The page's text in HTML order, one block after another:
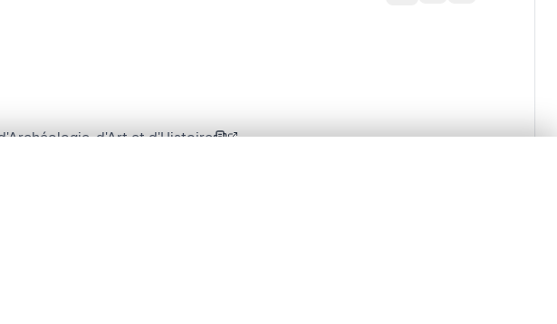
d'Art et d'Histoire